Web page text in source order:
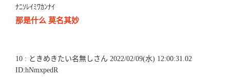
ﾅﾆｿﾚｲﾐﾜｶﾝﾅｲ
那是什么 莫名其妙
10 : ときめきたい名無しさん 2022/02/09(水) 12:00:31.02
ID:hNmxpedR